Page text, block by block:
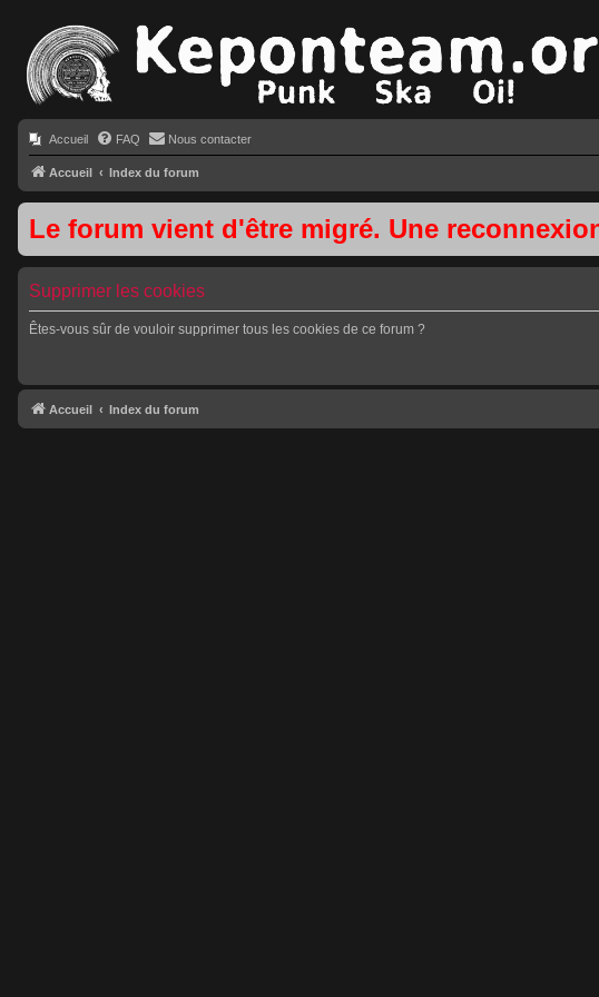
Accueil FAQ Nous contacter
Accueil Index du forum
Le forum vient d'être migré. Une
Supprimer les cookies
Êtes-vous sûr de vouloir supprimer tous les cookies de ce forum ?
Accueil Index du forum